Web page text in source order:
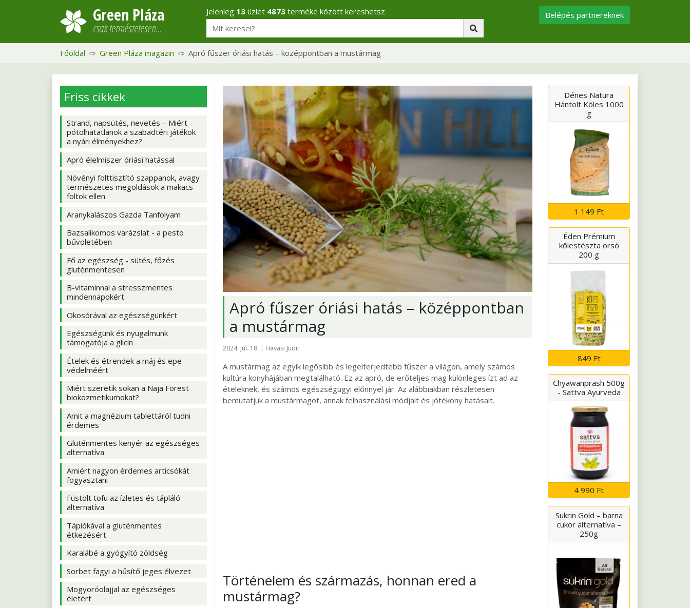
Green Pláza
csak természetesen…
Jelenleg 13 üzlet 4873 terméke között kereshetsz. Belépés partnereknek
Főoldal Green Pláza magazin Apró fűszer óriási hatás – középpontban a mustármag
Apró fűszer óriási hatás – középpontban
a mustármag
2024. júl. 18. | Havasi Judit
A mustármag az egyik legősibb és legelterjedtebb fűszer a világon, amely számos
kultúra konyhájában megtalálható. Ez az apró, de erőteljes mag különleges ízt ad az
ételeknek, és számos egészségügyi előnnyel jár. Az alábbiakban részletesen
bemutatjuk a mustármagot, annak felhasználási módjait és jótékony hatásait.
Történelem és származás, honnan ered a
mustármag?
Friss cikkek
Strand, napsütés, nevetés – Miért
pótolhatatlanok a szabadtéri játékok
a nyári élményekhez?
Apró élelmiszer óriási hatással
Növényi folttisztító szappanok, avagy
természetes megoldások a makacs
foltok ellen
Aranykalászos Gazda Tanfolyam
Bazsalikomos varázslat - a pesto
bűvöletében
Fő az egészség - sütés, főzés
gluténmentesen
B-vitaminnal a stresszmentes
mindennapokért
Okosórával az egészségünkért
Egészségünk és nyugalmunk
támogatója a glicin
Ételek és étrendek a máj és epe
védelméért
Miért szeretik sokan a Naja Forest
biokozmetikumokat?
Amit a magnézium tablettáról tudni
érdemes
Gluténmentes kenyér az egészséges
alternatíva
Amiért nagyon érdemes articsókát
fogyasztani
Füstölt tofu az ízletes és tápláló
alternatíva
Tápiókával a gluténmentes
étkezésért
Karalábé a gyógyító zöldség
Sorbet fagyi a hűsítő jeges élvezet
Mogyoróolajjal az egészséges
életért
Dénes Natura
Hántolt Köles 1000
g
1 149 Ft
Éden Prémium
kölestészta orsó
200 g
849 Ft
Chyawanprash 500g
- Sattva Ayurveda
4 990 Ft
Sukrin Gold – barna
cukor alternatíva –
250g